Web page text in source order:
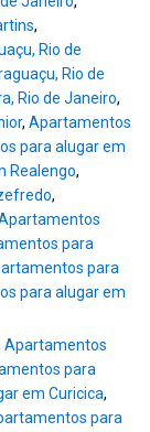
,
Rio de
Rio de
Rio de Janeiro,
, Apartamentos
para alugar em
Realengo,
,
para
para
para alugar em
Apartamentos
para
em Curicica,
para